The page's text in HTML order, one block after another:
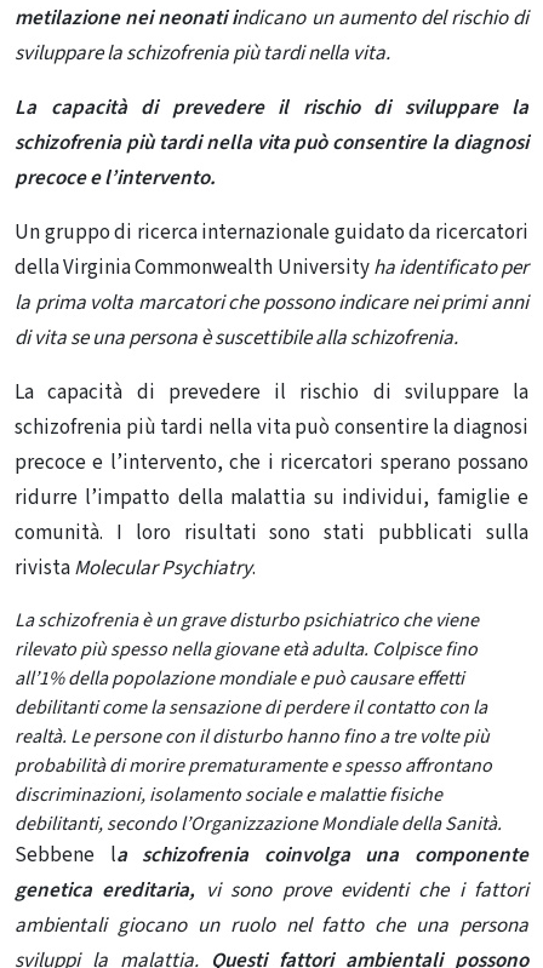
metilazione nei neonati indicano un aumento del rischio di
sviluppare la schizofrenia più tardi nella vita.
La capacità di prevedere il rischio di sviluppare la
schizofrenia più tardi nella vita può consentire la diagnosi
precoce e l’intervento.
Un gruppo di ricerca internazionale guidato da ricercatori
della Virginia Commonwealth Universityha identificato per
la prima volta marcatori che possono indicare nei primi anni
di vita se una persona è suscettibile alla schizofrenia.
La capacità di prevedere il rischio di sviluppare la
schizofrenia più tardi nella vita può consentire la diagnosi
precoce e l’intervento, che i ricercatori sperano possano
ridurre l’impatto della malattia su individui, famiglie e
comunità. I loro risultati sono stati pubblicati sulla
rivistaMolecular Psychiatry.
La schizofrenia è un grave disturbo psichiatrico che viene
rilevato più spesso nella giovane età adulta. Colpisce fino
all’1% della popolazione mondiale e può causare effetti
debilitanti come la sensazione di perdere il contatto con la
realtà. Le persone con il disturbo hanno fino a tre volte più
probabilità di morire prematuramente e spesso affrontano
discriminazioni, isolamento sociale e malattie fisiche
debilitanti, secondo l’Organizzazione Mondiale della Sanità.
Sebbene la schizofrenia coinvolga una componente
genetica ereditaria, vi sono prove evidenti che i fattori
ambientali giocano un ruolo nel fatto che una persona
sviluppi la malattia. Questi fattori ambientali possono